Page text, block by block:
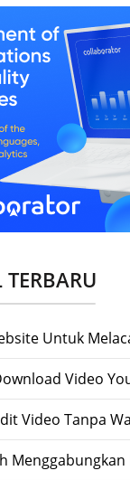
TERBARU
Untuk
Video
Video Tanpa
Menggabungkan